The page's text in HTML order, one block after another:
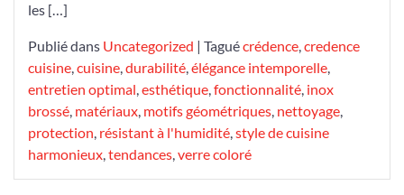
les […]
Publié dans Uncategorized | Taguécrédence,credence
cuisine,cuisine,durabilité,élégance intemporelle,
entretien optimal,esthétique,fonctionnalité, inox
brossé, matériaux, motifs géométriques, nettoyage,
protection, résistant à l'humidité,style de cuisine
harmonieux,tendances,verre coloré